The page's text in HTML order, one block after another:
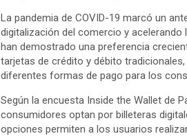
La pandemia de COVID-19 marcó un
digitalización del comercio y
han demostrado una preferencia
tarjetas de crédito y débito
diferentes formas de pago para los
Según la encuesta Inside the Wallet de
consumidores optan por billeteras
opciones permiten a los usuarios